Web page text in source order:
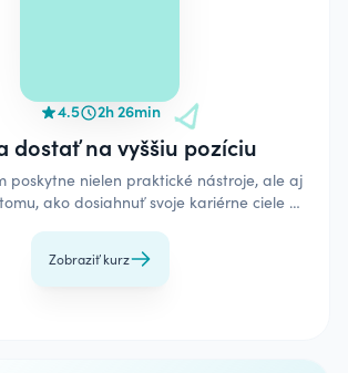
4.5 2h 26min
dostať na vyššiu pozíciu
poskytne nielen praktické nástroje, ale aj
ako dosiahnuť svoje kariérne ciele a
Zobraziť kurz